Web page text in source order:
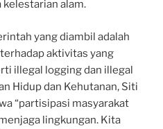
kelestarian alam.
yang diambil adalah
aktivitas yang
illegal logging dan illegal
Hidup dan Kehutanan, Siti
“partisipasi masyarakat
lingkungan. Kita